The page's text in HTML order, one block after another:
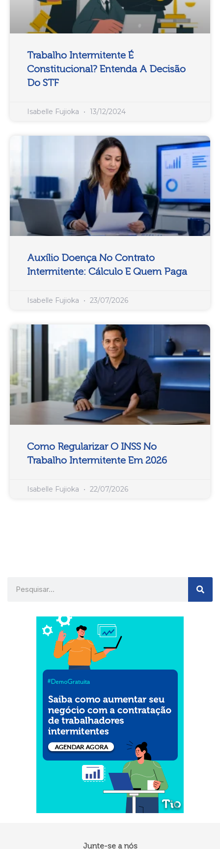
Trabalho Intermitente É
Constitucional? Entenda A Decisão
Do STF
Isabelle Fujioka 13/12/2024
Auxílio Doença No Contrato
Intermitente: Cálculo E Quem Paga
Isabelle Fujioka 23/07/2026
Como Regularizar O INSS No
Trabalho Intermitente Em 2026
Isabelle Fujioka 22/07/2026
Junte-se a nós